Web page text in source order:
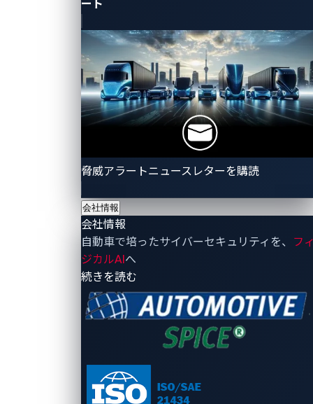
ート
脅威アラートニュースレターを購読
会社情報
会社情報
自動車で培ったサイバーセキュリティを、
フ
ジカルAIへ
続きを読む
は、HTTPやSSL/TLS暗号化を使用せずにログインを許
可しているところもあります。
表1は、露出した認証情報を使用して直接HTTP経由で
一部のシステムにアクセスすると、重要なデータにア
クセスできることを示しています。これには、GPS座
標、車両速度、イグニッションの状態、デバイスID、
オドメーターの読み取り値、完全な住所などが含まれ
ます。場合によっては、パスワードのリセットプロセ
ワードをシークレットコードとメールアドレスで保護
している場合もありますが、これは不十分なセキュリ
ティ対策といえます。
車両追跡システム調査
URIに平文
のパスワー
ドが含まれ
ている
ログインに
HTTP以外
または非
HTTPSを使
晒さ
Yes